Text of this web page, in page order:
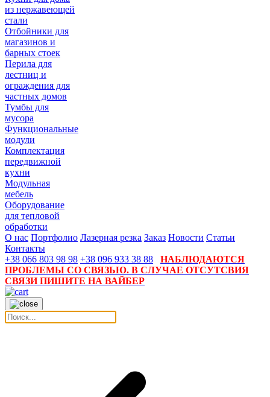
из нержавеющей
стали
Отбойники для
магазинов и
барных стоек
Перила для
лестниц и
ограждения для
частных домов
Тумбы для
мусора
Функциональные
модули
Комплектация
передвижной
кухни
Модульная
мебель
Оборудование
для тепловой
обработки
О нас Портфолио Лазерная резка Заказ Новости Статьи
Контакты
+38 066 803 98 98 +38 096 933 38 88
НАБЛЮДАЮТСЯ
ПРОБЛЕМЫ СО СВЯЗЬЮ. В СЛУЧАЕ ОТСУТСВИЯ
СВЯЗИ ПИШИТЕ НА ВАЙБЕР